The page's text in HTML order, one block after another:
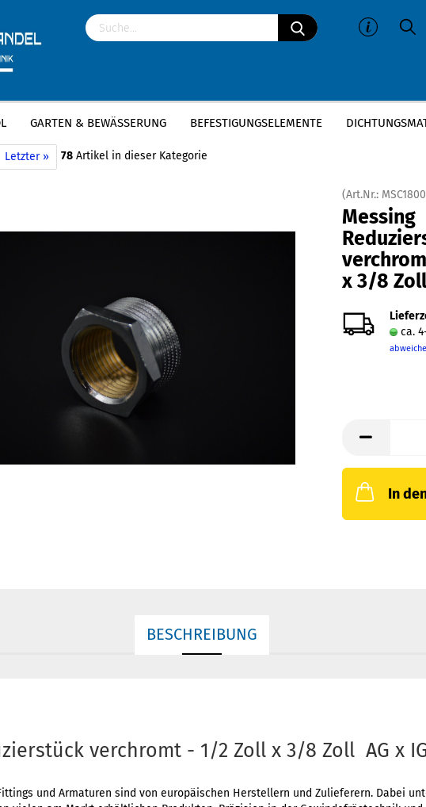
GARTEN & BEWÄSSERUNG BEFESTIGUNGSELEMENTE
Reduzierstück verchromt - 1/2 Zoll x 3/8 Zoll
Letzter » 78 Artikel in dieser Kategorie
(Art.Nr.:
Messing
x 3/8 Zoll
ca.
In
BESCHREIBUNG
verchromt - 1/2 Zoll x 3/8 Zoll AG x
und Armaturen sind von europäischen Herstellern und Zulieferern. Dabei